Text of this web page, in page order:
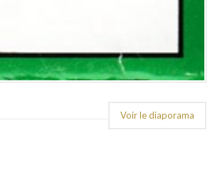
Voir le diaporama